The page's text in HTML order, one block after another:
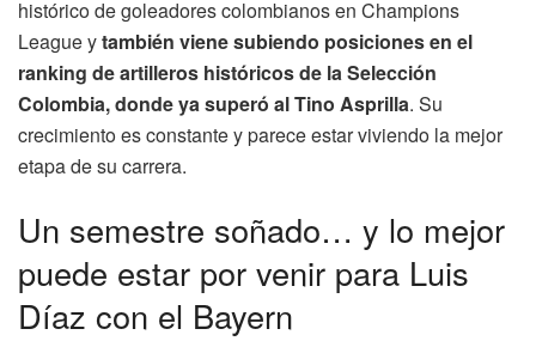
histórico de goleadores colombianos en Champions
League ytambién viene subiendo posiciones en el
ranking de artilleros históricos de la Selección
Colombia, donde ya superó al Tino Asprilla. Su
crecimiento es constante y parece estar viviendo la mejor
etapa de su carrera.
Un semestre soñado… y lo mejor
puede estar por venir para Luis
Díaz con el Bayern